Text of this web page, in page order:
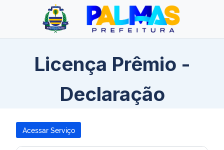
Licença Prêmio -
Declaração
Acessar Serviço